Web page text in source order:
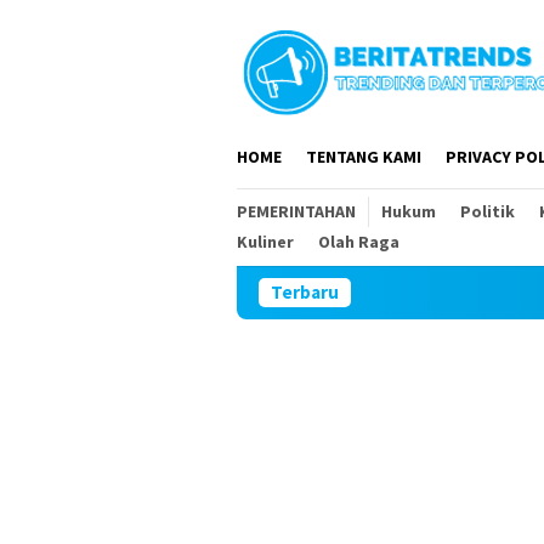
HOME TENTANG KAMI PRIVACY
PEMERINTAHAN Hukum Politik
Kuliner
Olah Raga
Terbaru